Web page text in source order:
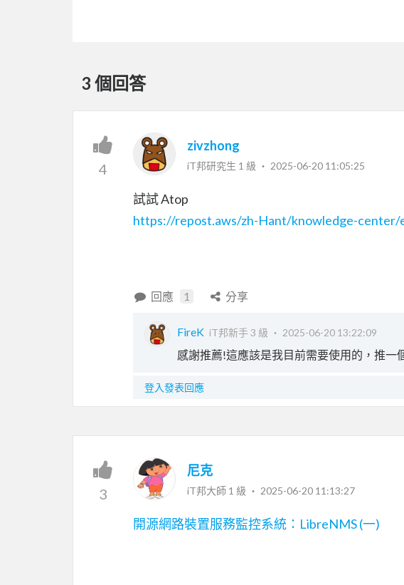
3 個回答
4
zivzhong
iT邦研究生 1 級 ‧ 2025-06-20 11:05:25
試試 Atop
https://repost.aws/zh-Hant/knowledge-
回應 1 分享
FireK iT邦新手 3 級 ‧ 2025-06-20 13:22:09
感謝推薦!這應該是我目前需要使用的，推一
登入發表回應
3
尼克
iT邦大師 1 級 ‧ 2025-06-20 11:13:27
開源網路裝置服務監控系統：LibreNMS (一)